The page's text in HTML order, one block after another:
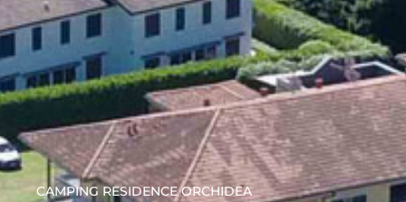
CAMPING RESIDENCE ORCHIDEA